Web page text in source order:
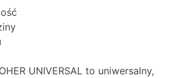
UNIVERSAL to uniwersalny,